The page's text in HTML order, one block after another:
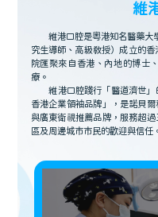
維
維港口腔是粵港知名醫藥大
究生導師、高級教授）成立的
院匯聚來自香港、內地的博士
療。
維港口腔踐行「醫道濟世
香港企業領袖品牌」，是諾貝
與廣東衛視推薦品牌，服務超
區及周邊城市市民的歡迎與信任